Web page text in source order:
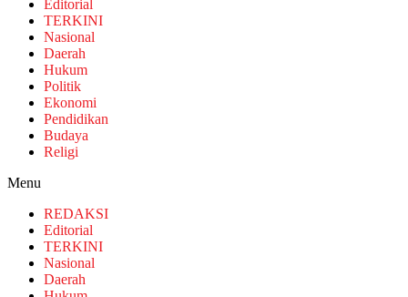
Editorial
TERKINI
Nasional
Daerah
Hukum
Politik
Ekonomi
Pendidikan
Budaya
Religi
Menu
REDAKSI
Editorial
TERKINI
Nasional
Daerah